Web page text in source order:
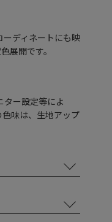
ーディネートにも映
展開です。
ー設定等によ
味は、生地アップ